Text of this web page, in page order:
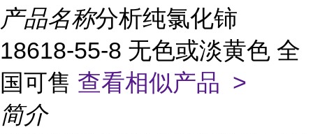
产品名称分析纯氯化铈
18618-55-8 无色或淡黄色 全
国可售 查看相似产品 >
简介